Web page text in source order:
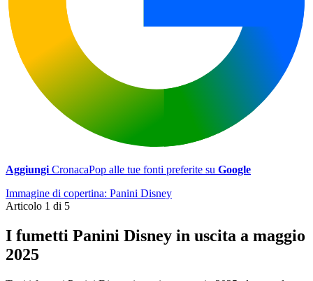
Aggiungi CronacaPop alle tue fonti preferite su Google
Immagine di copertina: Panini Disney
Articolo 1 di 5
I fumetti Panini Disney in uscita a maggio
2025